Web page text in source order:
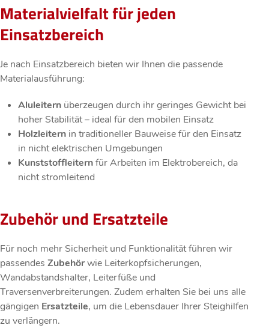
Materialvielfalt für jeden
Einsatzbereich
Je nach Einsatzbereich bieten wir Ihnen die passende
Materialausführung:
Aluleitern überzeugen durch ihr geringes Gewicht bei
hoher Stabilität – ideal für den mobilen Einsatz
Holzleitern in traditioneller Bauweise für den Einsatz
in nicht elektrischen Umgebungen
Kunststoffleiternfür Arbeiten im Elektrobereich, da
nicht stromleitend
Zubehör und Ersatzteile
Für noch mehr Sicherheit und Funktionalität führen wir
passendes Zubehörwie Leiterkopfsicherungen,
Wandabstandshalter, Leiterfüße und
Traversenverbreiterungen. Zudem erhalten Sie bei uns alle
gängigen Ersatzteile, um die Lebensdauer Ihrer Steighilfen
zu verlängern.